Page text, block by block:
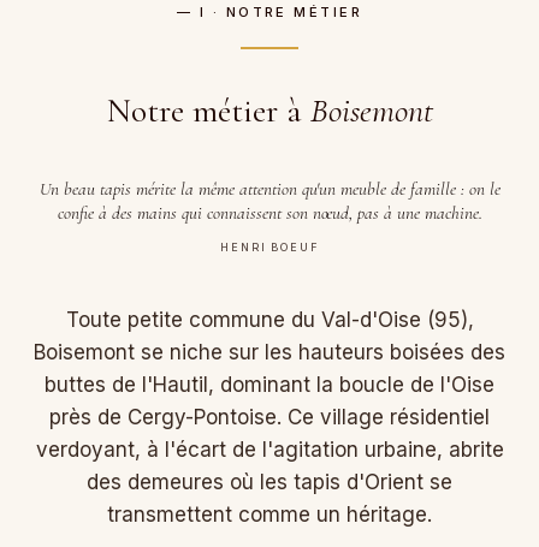
— I · NOTRE MÉTIER
Notre métier à Boisemont
Un beau tapis mérite la même attention qu'un meuble de famille : on le
confie à des mains qui connaissent son nœud, pas à une machine.
HENRI BOEUF
Toute petite commune du Val-d'Oise (95),
Boisemont se niche sur les hauteurs boisées des
buttes de l'Hautil, dominant la boucle de l'Oise
près de Cergy-Pontoise. Ce village résidentiel
verdoyant, à l'écart de l'agitation urbaine, abrite
des demeures où les tapis d'Orient se
transmettent comme un héritage.